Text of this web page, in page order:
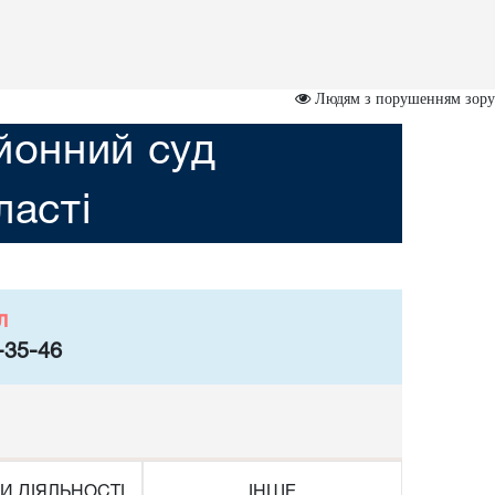
Людям з порушенням зору
суд
35-46